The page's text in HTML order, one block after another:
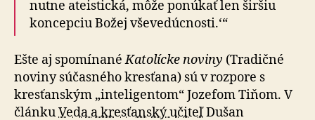
nutne ateistická, môže ponúkať len širšiu
koncepciu Božej vševedúcnosti.‘“
Ešte aj spomínanéKatolícke noviny (Tradičné
noviny súčasného kresťana) sú v rozpore s
kresťanským „inteligentom“ Jozefom Tiňom. V
článkuVeda a kresťanský učiteľDušan